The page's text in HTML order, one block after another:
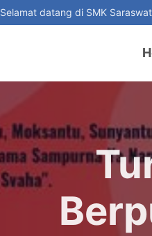
Selamat datang di SMK